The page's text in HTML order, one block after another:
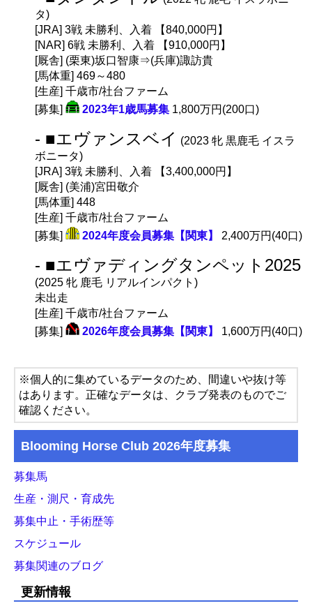
タ)
[JRA] 3戦 未勝利、入着 【840,000円】
[NAR] 6戦 未勝利、入着 【910,000円】
[厩舎] (栗東)坂口智康⇒(兵庫)諏訪貴
[馬体重] 469～480
[生産] 千歳市/社台ファーム
[募集]
2023年1歳馬募集 1,800万円(200口)
- ■エヴァンスベイ (2023 牝 黒鹿毛 イスラ
ボニータ)
[JRA] 3戦 未勝利、入着 【3,400,000円】
[厩舎] (美浦)宮田敬介
[馬体重] 448
[生産] 千歳市/社台ファーム
[募集]
2024年度会員募集【関東】 2,400万円(40口)
- ■エヴァディングタンペット2025
(2025 牝 鹿毛 リアルインパクト)
未出走
[生産] 千歳市/社台ファーム
[募集]
2026年度会員募集【関東】 1,600万円(40口)
※個人的に集めているデータのため、間違いや抜け等
はあります。正確なデータは、クラブ発表のものでご
確認ください。
Blooming Horse Club 2026年度募集
募集馬
生産・測尺・育成先
募集中止・手術歴等
スケジュール
募集関連のブログ
更新情報